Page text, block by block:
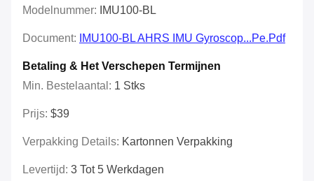
Modelnummer: IMU100-BL
Document: IMU100-BL AHRS IMU Gyroscop...pe.pdf
Betaling & Het Verschepen Termijnen
Min. Bestelaantal: 1 Stks
Prijs: $39
Verpakking Details: Kartonnen Verpakking
Levertijd: 3 Tot 5 Werkdagen